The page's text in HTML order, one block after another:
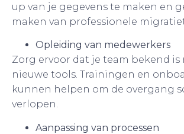
up van je gegevens te maken en
maken van professionele
Opleiding van medewerkers
Zorg ervoor dat je team bekend is
nieuwe tools. Trainingen en
kunnen helpen om de overgang
verlopen.
Aanpassing van processen